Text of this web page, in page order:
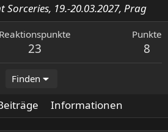
Sorceries, 19.-20.03.2027, Prag
Reaktionspunkte
23
Punkte
8
Finden
Informationen